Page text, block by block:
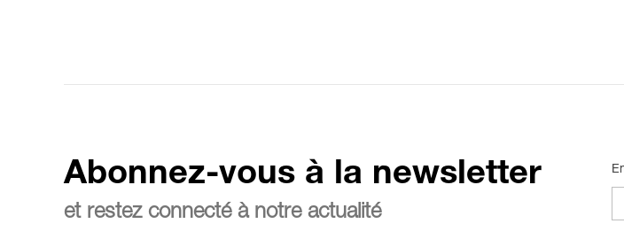
Abonnez-vous à la newsletter
et restez connecté à notre actualité